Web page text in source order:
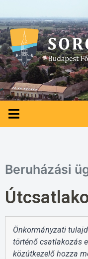
Beruházási
Önkormányzati
történő csatlakozás
közútkezelő hozza